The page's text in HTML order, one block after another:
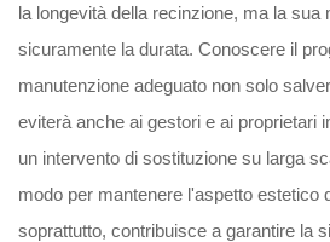
la longevità della recinzione, ma la sua
sicuramente la durata. Conoscere il
manutenzione adeguato non solo
eviterà anche ai gestori e ai proprietari
un intervento di sostituzione su larga
modo per mantenere l'aspetto estetico
soprattutto, contribuisce a garantire la